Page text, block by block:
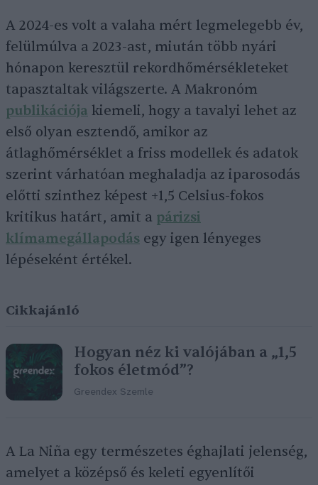
A 2024-es volt a valaha mért legmelegebb év,
felülmúlva a 2023-ast, miután több nyári
hónapon keresztül rekordhőmérsékleteket
tapasztaltak világszerte. A Makronóm
publikációja kiemeli, hogy a tavalyi lehet az
első olyan esztendő, amikor az
átlaghőmérséklet a friss modellek és adatok
szerint várhatóan meghaladja az iparosodás
előtti szinthez képest +1,5 Celsius-fokos
kritikus határt, amit a párizsi
klímamegállapodás egy igen lényeges
lépéseként értékel.
Cikkajánló
Hogyan néz ki valójában a „1,5
fokos életmód”?
Greendex Szemle
A La Niña egy természetes éghajlati jelenség,
amelyet a középső és keleti egyenlítői